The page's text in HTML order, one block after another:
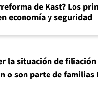
de Kast? Los
economía y seguridad
la situación de
o son parte de familias